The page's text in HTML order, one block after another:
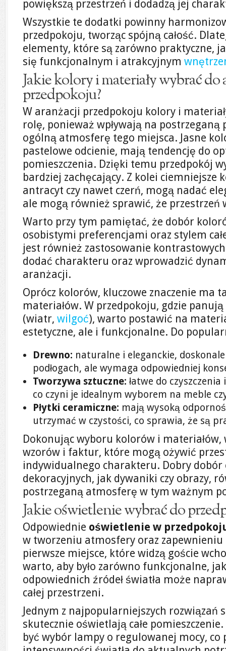
powiększą przestrzeń i dodadzą jej
Wszystkie te dodatki powinny
przedpokoju, tworząc spójną całość.
elementy, które są zarówno praktyczne,
się funkcjonalnym i atrakcyjnym
Jakie kolory i materiały wybrać do
przedpokoju?
W aranżacji przedpokoju kolory i
rolę, ponieważ wpływają na
ogólną atmosferę tego miejsca. Jasne
pastelowe odcienie, mają tendencję do
pomieszczenia. Dzięki temu przedpokój
bardziej zachęcający. Z kolei ciemniejsze
antracyt czy nawet czerń, mogą nadać
ale mogą również sprawić, że przestrzeń
Warto przy tym pamiętać, że dobór
osobistymi preferencjami oraz stylem
jest również zastosowanie
dodać charakteru oraz wprowadzić
aranżacji.
Oprócz kolorów, kluczowe znaczenie ma
materiałów. W przedpokoju, gdzie
(wiatr, wilgoć), warto postawić na
estetyczne, ale i funkcjonalne. Do
Drewno: naturalne i eleganckie,
podłogach, ale wymaga odpowiedniej
Tworzywa sztuczne: łatwe do
co czyni je idealnym wyborem na meble
Płytki ceramiczne: mają wysoką
utrzymać w czystości, co sprawia, że są
Dokonując wyboru kolorów i
wzorów i faktur, które mogą ożywić
indywidualnego charakteru. Dobry
dekoracyjnych, jak dywaniki czy obrazy,
postrzeganą atmosferę w tym ważnym
Jakie oświetlenie wybrać do
Odpowiednie oświetlenie w
w tworzeniu atmosfery oraz zapewnieniu
pierwsze miejsce, które widzą goście
warto, aby było zarówno funkcjonalne,
odpowiednich źródeł światła może
całej przestrzeni.
Jednym z najpopularniejszych rozwiązań
skutecznie oświetlają całe
być wybór lampy o regulowanej mocy,